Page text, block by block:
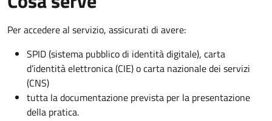
Per accedere al servizio, assicurati di avere:
SPID (sistema pubblico di identità digitale), carta
d’identità elettronica (CIE) o carta nazionale dei servizi
(CNS)
tutta la documentazione prevista per la presentazione
della pratica.